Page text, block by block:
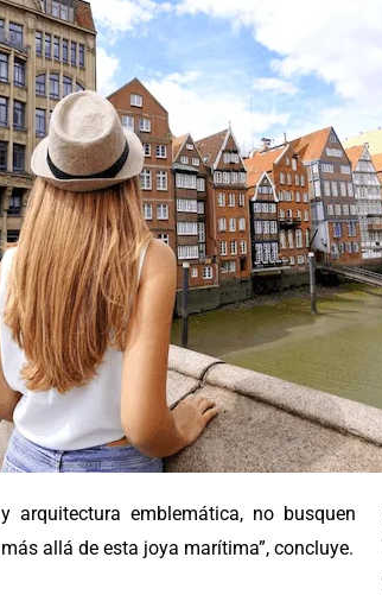
y arquitectura emblemática, no busquen
más allá de esta joya marítima”, concluye.